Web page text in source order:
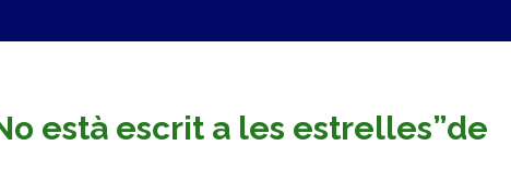
està escrit a les estrelles”de